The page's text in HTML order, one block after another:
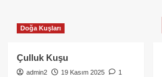
Doğa Kuşları
Çulluk Kuşu
admin2 19 Kasım 2025 1